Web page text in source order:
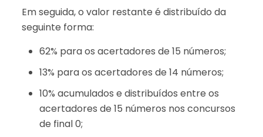
Em seguida, o valor restante é distribuído da
seguinte forma:
62% para os acertadores de 15 números;
13% para os acertadores de 14 números;
10% acumulados e distribuídos entre os
acertadores de 15 números nos concursos
de final 0;